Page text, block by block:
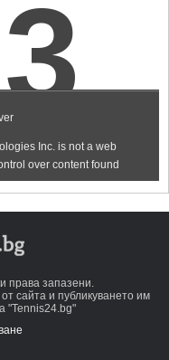
права запазени.
сайта и публикуването им
"Tennis24.bg"